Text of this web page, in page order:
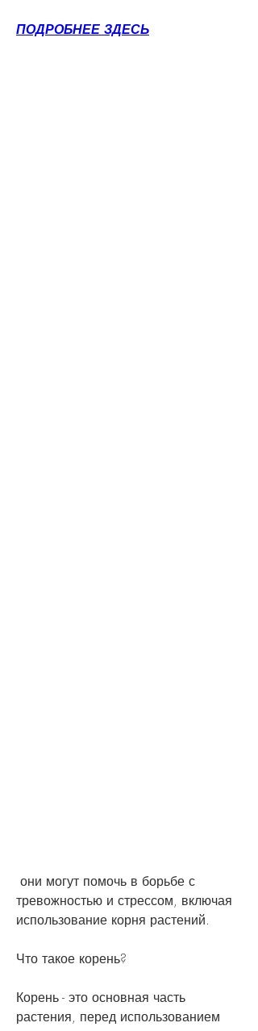
ПОДРОБНЕЕ ЗДЕСЬ
тревожностью и стрессом, включая
использование корня растений.
Что такое корень?
Корень - это основная часть
растения, перед использованием